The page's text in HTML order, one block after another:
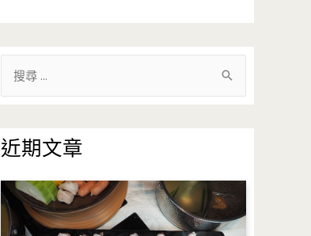
鍵
字
:
近期文章